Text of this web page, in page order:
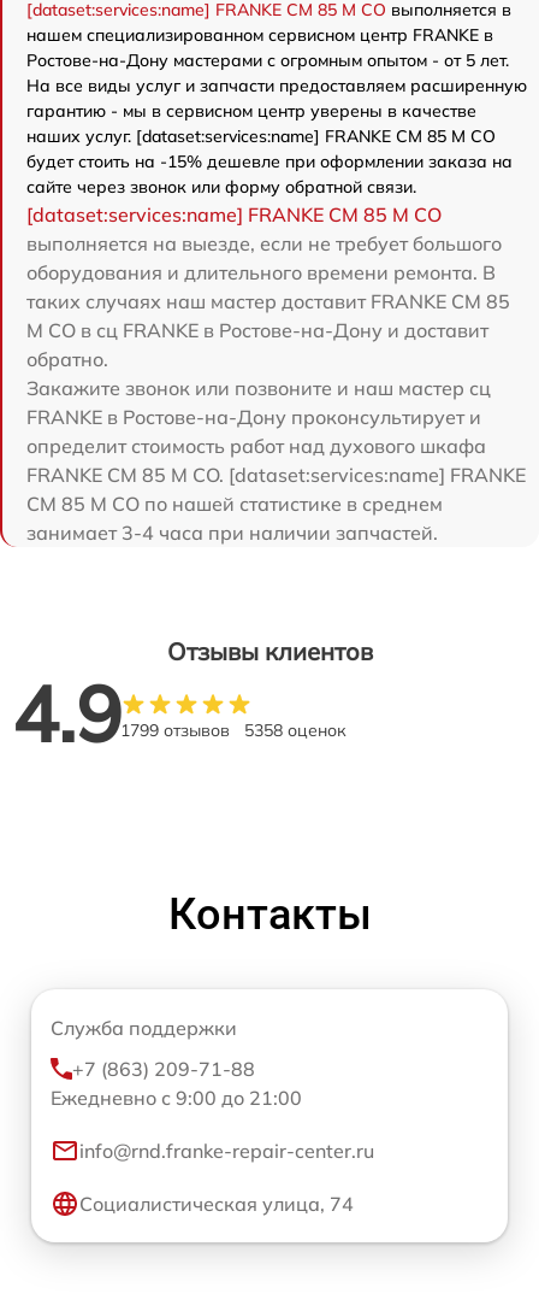
[dataset:services:name] FRANKE CM 85 M CO выполняется в
нашем специализированном сервисном центр FRANKE в
Ростове-на-Дону мастерами с огромным опытом - от 5 лет.
На все виды услуг и запчасти предоставляем расширенную
гарантию - мы в сервисном центр уверены в качестве
наших услуг. [dataset:services:name] FRANKE CM 85 M CO
будет стоить на -15% дешевле при оформлении заказа на
сайте через звонок или форму обратной связи.
[dataset:services:name] FRANKE CM 85 M CO
выполняется на выезде, если не требует большого
оборудования и длительного времени ремонта. В
таких случаях наш мастер доставит FRANKE CM 85
M CO в сц FRANKE в Ростове-на-Дону и доставит
обратно.
Закажите звонок или позвоните и наш мастер сц
FRANKE в Ростове-на-Дону проконсультирует и
определит стоимость работ над духового шкафа
FRANKE CM 85 M CO. [dataset:services:name] FRANKE
CM 85 M CO по нашей статистике в среднем
занимает 3-4 часа при наличии запчастей.
Отзывы клиентов
4.91799 отзывов 5358 оценок
Контакты
Служба поддержки
+7 (863) 209-71-88
Ежедневно с 9:00 до 21:00
info@rnd.franke-repair-center.ru
Социалистическая улица, 74